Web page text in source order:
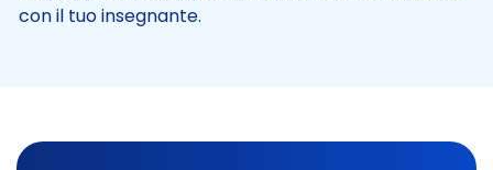
con il tuo insegnante.